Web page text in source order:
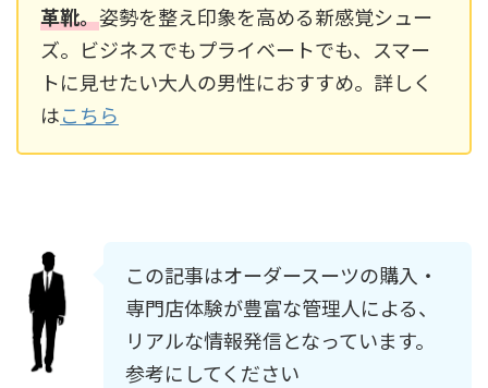
革靴。姿勢を整え印象を高める新感覚シュー
ズ。ビジネスでもプライベートでも、スマー
トに見せたい大人の男性におすすめ。詳しく
はこちら
この記事はオーダースーツの購入・
専門店体験が豊富な管理人による、
リアルな情報発信となっています。
参考にしてください